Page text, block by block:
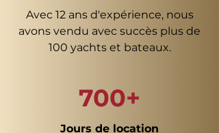
Avec 12 ans d'expérience, nous
avons vendu avec succès plus de
100 yachts et bateaux.
700+
Jours de location